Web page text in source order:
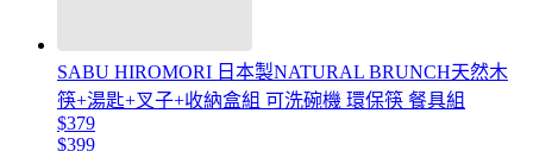
SABU HIROMORI 日本製NATURAL BRUNCH天然木
筷+湯匙+叉子+收納盒組 可洗碗機 環保筷 餐具組
$379
$399